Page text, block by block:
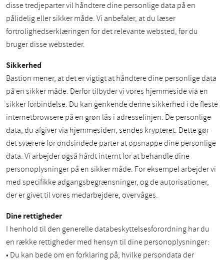
disse tredjeparter vil håndtere dine personlige data på en
pålidelig eller sikker måde. Vi anbefaler, at du læser
fortrolighedserklæringen for det relevante websted, før du
bruger disse websteder.
Sikkerhed
Bastion mener, at det er vigtigt at håndtere dine personlige data
på en sikker måde. Derfor tilbyder vi vores hjemmeside via en
sikker forbindelse. Du kan genkende denne sikkerhed i de fleste
internetbrowsere på en grøn lås i adresselinjen. De personlige
data, du afgiver via hjemmesiden, sendes krypteret. Dette gør
det sværere for ondsindede parter at opsnappe dine personlige
data. Vi arbejder også hårdt internt for at behandle dine
personoplysninger på en sikker måde. For eksempel arbejder vi
med specifikke adgangsbegrænsninger, og de autorisationer,
der er givet til vores medarbejdere, overvåges.
Dine rettigheder
I henhold til den generelle databeskyttelsesforordning har du
en række rettigheder med hensyn til dine personoplysninger:
• Du kan bede om en forklaring på, hvilke persondata der